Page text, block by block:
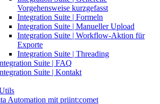
Vorgehensweise kurzgefasst
Integration Suite | Formeln
Integration Suite | Manueller Upload
Integration Suite | Workflow-Aktion für
Exporte
Integration Suite | Threading
Suite | FAQ
Suite | Kontakt
Automation mit priint:comet